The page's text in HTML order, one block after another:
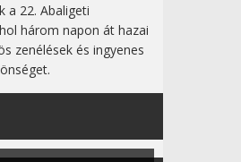
a 22. Abaligeti
három napon át hazai
zenélések és ingyenes